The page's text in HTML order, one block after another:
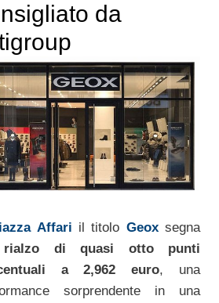
da
Affari il titolo Geoxsegna
rialzo di quasi otto punti
a 2,962 euro, una
sorprendente in una